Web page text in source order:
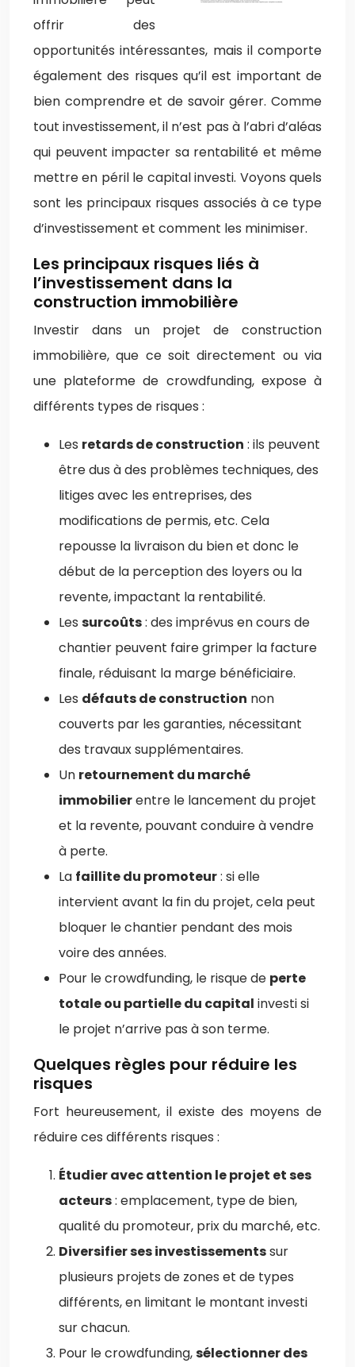
offrir des
opportunités intéressantes, mais il comporte
également des risques qu’il est important de
bien comprendre et de savoir gérer. Comme
tout investissement, il n’est pas à l’abri d’aléas
qui peuvent impacter sa rentabilité et même
mettre en péril le capital investi. Voyons quels
sont les principaux risques associés à ce type
d’investissement et comment les minimiser.
Les principaux risques liés à
l’investissement dans la
construction immobilière
Investir dans un projet de construction
immobilière, que ce soit directement ou via
une plateforme de crowdfunding, expose à
différents types de risques :
Les retards de construction : ils peuvent
être dus à des problèmes techniques, des
litiges avec les entreprises, des
modifications de permis, etc. Cela
repousse la livraison du bien et donc le
début de la perception des loyers ou la
revente, impactant la rentabilité.
Les surcoûts: des imprévus en cours de
chantier peuvent faire grimper la facture
finale, réduisant la marge bénéficiaire.
Les défauts de construction non
couverts par les garanties, nécessitant
des travaux supplémentaires.
Un retournement du marché
immobilierentre le lancement du projet
et la revente, pouvant conduire à vendre
à perte.
La faillite du promoteur: si elle
intervient avant la fin du projet, cela peut
bloquer le chantier pendant des mois
voire des années.
Pour le crowdfunding, le risque de perte
totale ou partielle du capital investi si
le projet n’arrive pas à son terme.
Quelques règles pour réduire les
risques
Fort heureusement, il existe des moyens de
réduire ces différents risques :
Étudier avec attention le projet et ses
acteurs: emplacement, type de bien,
qualité du promoteur, prix du marché, etc.
Diversifier ses investissementssur
plusieurs projets de zones et de types
différents, en limitant le montant investi
sur chacun.
Pour le crowdfunding,sélectionner des